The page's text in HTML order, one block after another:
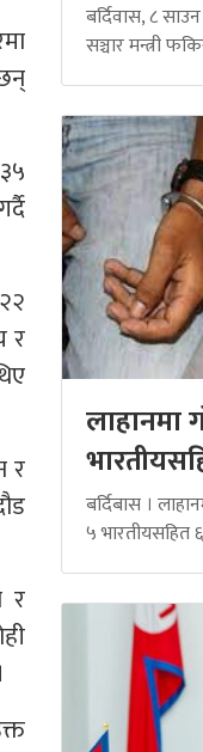
र
र
र
बर्दिवास, ८
सञ्चार मन्त्री
लाहानमा
बर्दिबास ।
५ भारतीयसहित